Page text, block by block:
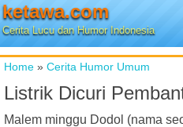
ketawa.com
Cerita Lucu dan Humor Indonesia
Home » Cerita Humor Umum
Listrik Dicuri
Malem minggu Dodol (nama